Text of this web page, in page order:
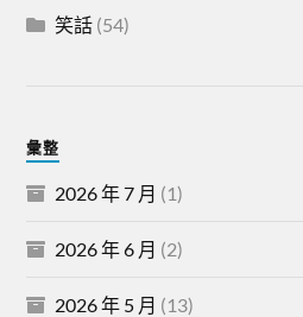
笑話 (54)
彙整
2026 年 7 月 (1)
2026 年 6 月 (2)
2026 年 5 月 (13)